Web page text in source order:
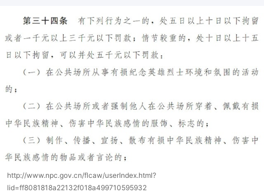
http://www.npc.gov.cn/flcaw/userIndex.html?
lid=ff8081818a22132f018a499710595932